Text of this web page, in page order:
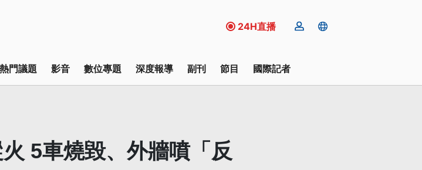
24H直播
熱門議題 影音 數位專題 深度報導 副刊 節目 國際記者
5車燒毀、外牆噴「反